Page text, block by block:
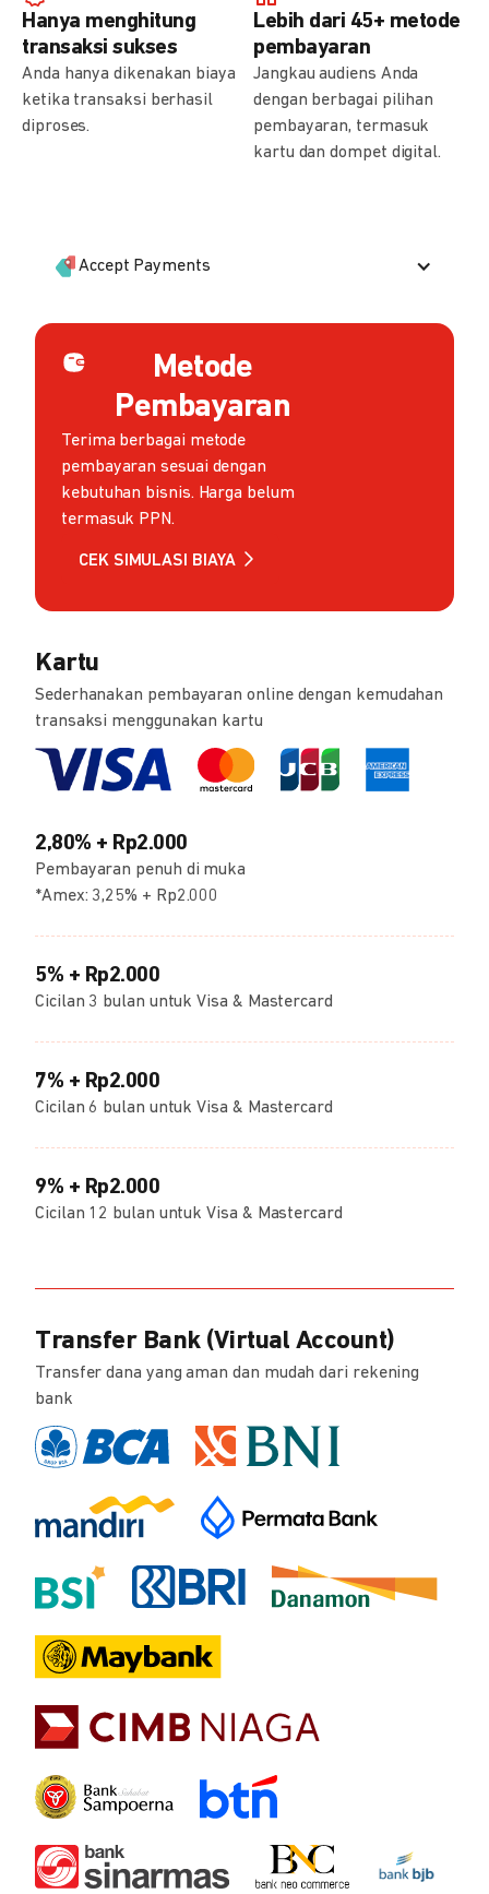
Hanya menghitung
transaksi sukses
Anda hanya dikenakan biaya
ketika transaksi berhasil
diproses.
Lebih dari 45+ metode
pembayaran
Jangkau audiens Anda
dengan berbagai pilihan
pembayaran, termasuk
kartu dan dompet digital.
Accept Payments
Metode
Pembayaran
Terima berbagai metode
pembayaran sesuai dengan
kebutuhan bisnis. Harga belum
termasuk PPN.
CEK SIMULASI BIAYA
Kartu
Sederhanakan pembayaran online dengan kemudahan
transaksi menggunakan kartu
2,80% + Rp2.000
Pembayaran penuh di muka
*Amex: 3,25% + Rp2.000
5% + Rp2.000
Cicilan 3 bulan untuk Visa & Mastercard
7% + Rp2.000
Cicilan 6 bulan untuk Visa & Mastercard
9% + Rp2.000
Cicilan 12 bulan untuk Visa & Mastercard
Transfer Bank (Virtual Account)
Transfer dana yang aman dan mudah dari rekening
bank